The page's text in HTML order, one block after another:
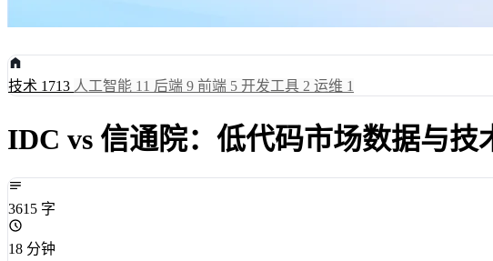
技术 1713 人工智能 11 后端 9 前端 5 开发工具 2 运维 1
IDC vs 信通院：低代码市场数据与技
3615 字
18 分钟